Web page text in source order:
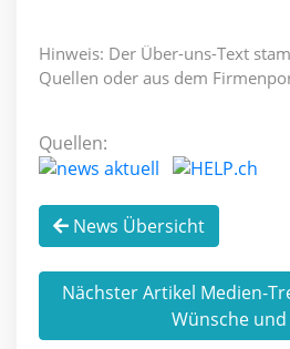
Hinweis: Der Über-uns-Text
Quellen oder aus dem
Quellen:
News Übersicht
Nächster Artikel Medien-
Wünsche und